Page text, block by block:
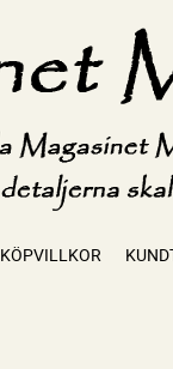
KÖPVILLKOR